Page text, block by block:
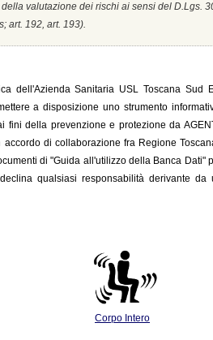
valutazione dei rischi ai sensi del D.Lgs.
art. 192, art. 193).
dell'Azienda Sanitaria USL Toscana
a disposizione uno strumento
della prevenzione e protezione da
di collaborazione fra Regione
di "Guida all'utilizzo della Banca Dati"
qualsiasi responsabilità derivante
Corpo Intero